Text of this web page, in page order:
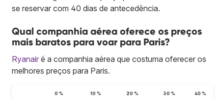
se reservar com 40 dias de antecedência.
Qual companhia aérea oferece os preços
mais baratos para voar para Paris?
Ryanair é a companhia aérea que costuma oferecer os
melhores preços para Paris.
0 % 10 % 20 % 30 % 40 %